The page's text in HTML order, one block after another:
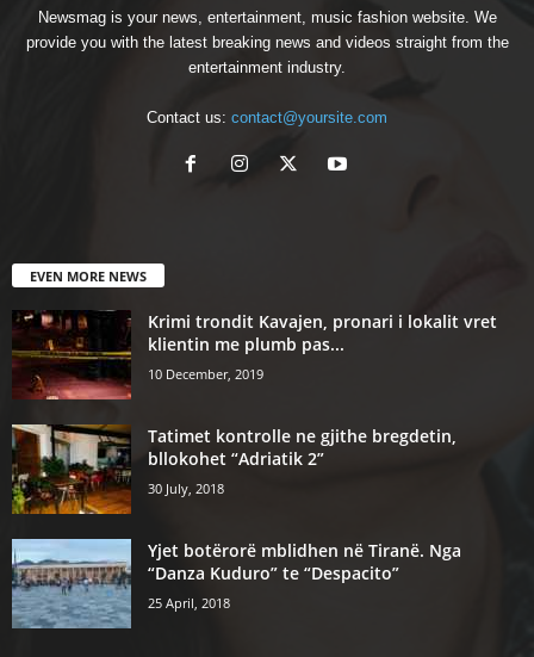
Newsmag is your news, entertainment, music fashion website. We
provide you with the latest breaking news and videos straight from the
entertainment industry.
Contact us: contact@yoursite.com
EVEN MORE NEWS
Krimi trondit Kavajen, pronari i lokalit vret
klientin me plumb pas...
10 December, 2019
Tatimet kontrolle ne gjithe bregdetin,
bllokohet “Adriatik 2”
30 July, 2018
Yjet botërorë mblidhen në Tiranë. Nga
“Danza Kuduro” te “Despacito”
25 April, 2018